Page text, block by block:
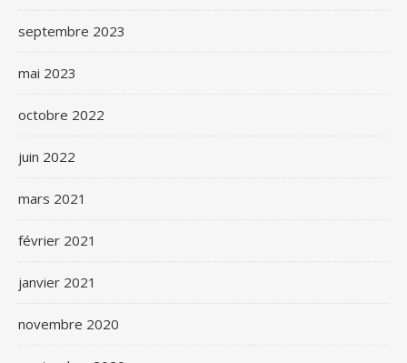
septembre 2023
mai 2023
octobre 2022
juin 2022
mars 2021
février 2021
janvier 2021
novembre 2020